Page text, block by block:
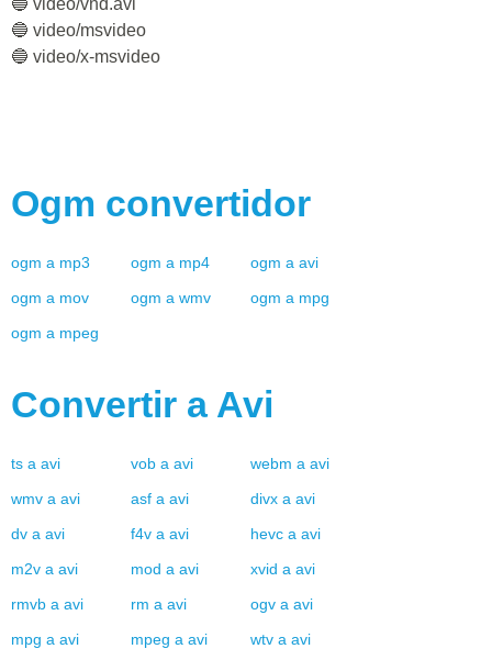
🔵 video/vnd.avi
🔵 video/msvideo
🔵 video/x-msvideo
Ogm convertidor
ogm a mp3 ogm a mp4 ogm a avi
ogm a mov ogm a wmv ogm a mpg
ogm a mpeg
Convertir a Avi
ts a avi vob a avi webm a avi
wmv a avi asf a avi divx a avi
dv a avi f4v a avi hevc a avi
m2v a avi mod a avi xvid a avi
rmvb a avi rm a avi ogv a avi
mpg a avi mpeg a avi wtv a avi